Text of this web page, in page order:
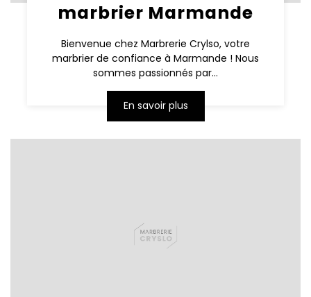
marbrier Marmande
Bienvenue chez Marbrerie Crylso, votre
marbrier de confiance à Marmande ! Nous
sommes passionnés par...
En savoir plus